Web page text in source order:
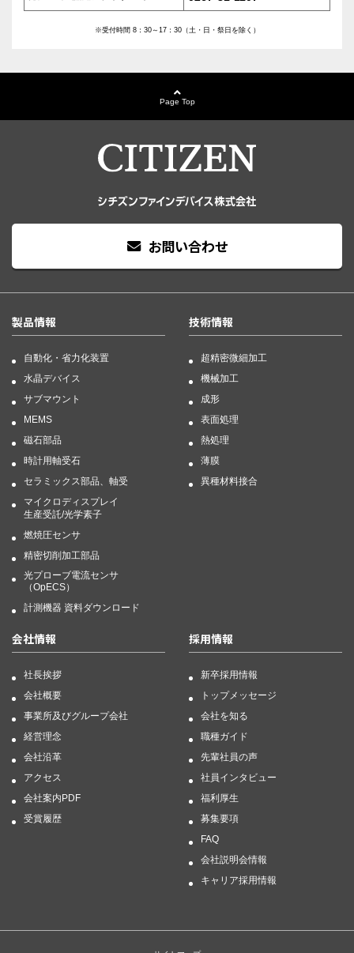
※受付時間 8：30～17：30（土・日・祭日を除く）
Page Top
お問い合わせ
製品情報
自動化・省力化装置
水晶デバイス
サブマウント
MEMS
磁石部品
時計用軸受石
セラミックス部品、軸受
マイクロディスプレイ
生産受託/光学素子
燃焼圧センサ
精密切削加工部品
光プローブ電流センサ
（OpECS）
計測機器 資料ダウンロード
技術情報
超精密微細加工
機械加工
成形
表面処理
熱処理
薄膜
異種材料接合
会社情報
社長挨拶
会社概要
事業所及びグループ会社
経営理念
会社沿革
アクセス
会社案内PDF
受賞履歴
採用情報
新卒採用情報
トップメッセージ
会社を知る
職種ガイド
先輩社員の声
社員インタビュー
福利厚生
募集要項
FAQ
会社説明会情報
キャリア採用情報